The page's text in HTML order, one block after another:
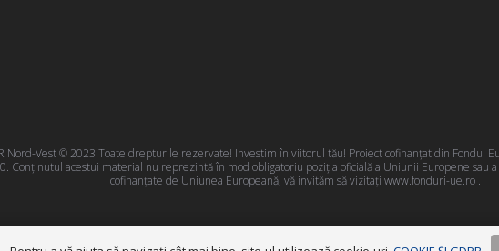
Nord-Vest © 2023 Toate drepturile rezervate! Investim în viitorul tău! Proiect cofinanțat din Fondul
Conţinutul acestui material nu reprezintă în mod obligatoriu poziţia oficială a Uniunii Europene
cofinanțate de Uniunea Europeană, vă invităm să vizitați www.fonduri-ue.ro.